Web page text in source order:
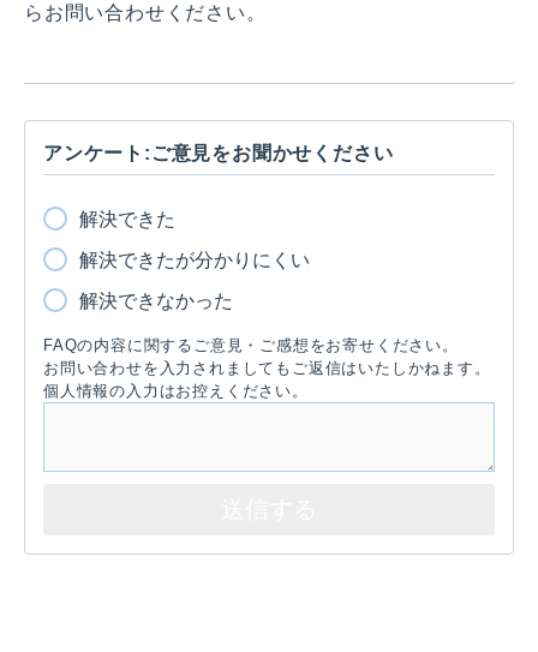
らお問い合わせください。
アンケート:ご意見をお聞かせください
解決できた
解決できたが分かりにくい
解決できなかった
FAQの内容に関するご意見・ご感想をお寄せください。
お問い合わせを入力されましてもご返信はいたしかねます。
個人情報の入力はお控えください。